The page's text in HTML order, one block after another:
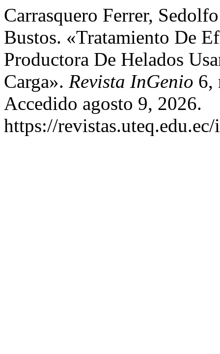
Carrasquero Ferrer,
Bustos. «Tratamiento De
Productora De Helados
Carga». Revista InGenio 6,
Accedido agosto 9, 2026.
https://